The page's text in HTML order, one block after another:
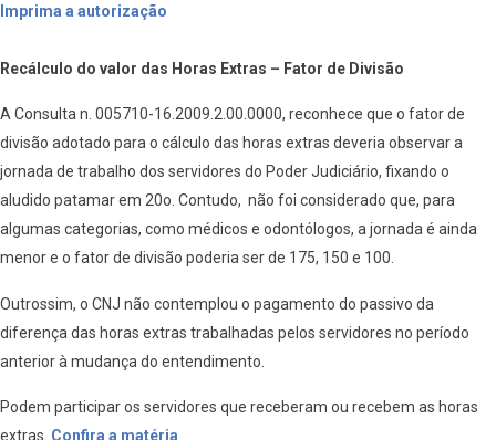
Imprima a autorização
Recálculo do valor das Horas Extras – Fator de Divisão
A Consulta n. 005710-16.2009.2.00.0000, reconhece que o fator de
divisão adotado para o cálculo das horas extras deveria observar a
jornada de trabalho dos servidores do Poder Judiciário, fixando o
aludido patamar em 20o. Contudo, não foi considerado que, para
algumas categorias, como médicos e odontólogos, a jornada é ainda
menor e o fator de divisão poderia ser de 175, 150 e 100.
Outrossim, o CNJ não contemplou o pagamento do passivo da
diferença das horas extras trabalhadas pelos servidores no período
anterior à mudança do entendimento.
Podem participar os servidores que receberam ou recebem as horas
extras. Confira a matéria